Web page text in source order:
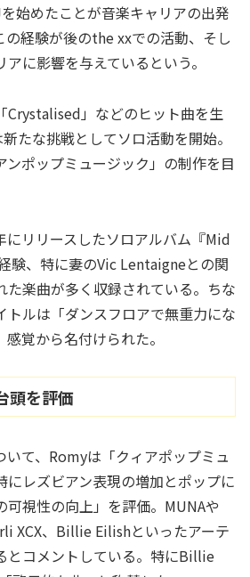
始めたことが音楽キャリアの出発
の経験が後のthe xxでの活動、そし
に影響を与えているという。
Crystalised」などのヒット曲を生
たな挑戦としてソロ活動を開始。
ンポップミュージック」の制作を目
にリリースしたソロアルバム『Mid
験、特に妻のVic Lentaigneとの関
た楽曲が多く収録されている。ちな
トルは「ダンスフロアで無重力にな
覚から名付けられた。
頭を評価
いて、Romyは「クィアポップミュ
にレズビアン表現の増加とポップに
可視性の向上」を評価。MUNAや
XCX、Billie Eilishといったアーテ
とコメントしている。特にBillie